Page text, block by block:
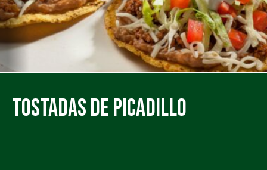
Tostadas de Picadillo